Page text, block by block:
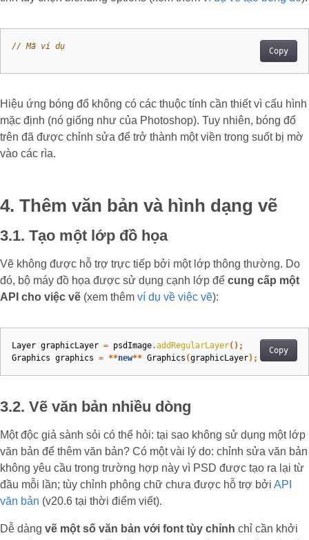
Copy
// Mã ví dụ
Hiệu ứng bóng đổ không có các thuộc tính cần thiết vì cấu hình
mặc định (nó giống như của Photoshop). Tuy nhiên, bóng đổ
trên đã được chỉnh sửa để trở thành một viền trong suốt bị mờ
vào các rìa.
4. Thêm văn bản và hình dạng vẽ
3.1. Tạo một lớp đồ họa
Vẽ không được hỗ trợ trực tiếp bởi một lớp thông thường. Do
đó, bộ máy đồ họa được sử dụng cạnh lớp để cung cấp một
API cho việc vẽ (xem thêm ví dụ về việc vẽ):
Copy
Layer graphicLayer = psdImage.addRegularLayer();
Graphics graphics = **new** Graphics (graphicLayer);
3.2. Vẽ văn bản nhiều dòng
Một độc giả sành sỏi có thể hỏi: tại sao không sử dụng một lớp
văn bản để thêm văn bản? Có một vài lý do: chỉnh sửa văn bản
không yêu cầu trong trường hợp này vì PSD được tạo ra lại từ
đầu mỗi lần; tùy chỉnh phông chữ chưa được hỗ trợ bởi API
văn bản (v20.6 tại thời điểm viết).
Dễ dàng vẽ một số văn bản với font tùy chỉnh chỉ cần khởi